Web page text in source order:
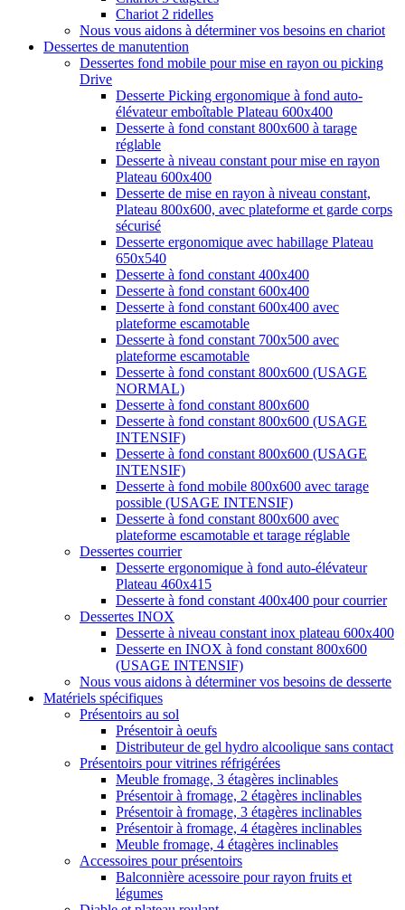
Chariot 2 ridelles
Nous vous aidons à déterminer vos besoins en chariot
Dessertes de manutention
Dessertes fond mobile pour mise en rayon ou picking
Drive
Desserte Picking ergonomique à fond auto-
élévateur emboîtable Plateau 600x400
Desserte à fond constant 800x600 à tarage
réglable
Desserte à niveau constant pour mise en rayon
Plateau 600x400
Desserte de mise en rayon à niveau constant,
Plateau 800x600, avec plateforme et garde corps
sécurisé
Desserte ergonomique avec habillage Plateau
650x540
Desserte à fond constant 400x400
Desserte à fond constant 600x400
Desserte à fond constant 600x400 avec
plateforme escamotable
Desserte à fond constant 700x500 avec
plateforme escamotable
Desserte à fond constant 800x600 (USAGE
NORMAL)
Desserte à fond constant 800x600
Desserte à fond constant 800x600 (USAGE
INTENSIF)
Desserte à fond constant 800x600 (USAGE
INTENSIF)
Desserte à fond mobile 800x600 avec tarage
possible (USAGE INTENSIF)
Desserte à fond constant 800x600 avec
plateforme escamotable et tarage réglable
Dessertes courrier
Desserte ergonomique à fond auto-élévateur
Plateau 460x415
Desserte à fond constant 400x400 pour courrier
Dessertes INOX
Desserte à niveau constant inox plateau 600x400
Desserte en INOX à fond constant 800x600
(USAGE INTENSIF)
Nous vous aidons à déterminer vos besoins de desserte
Matériels spécifiques
Présentoirs au sol
Présentoir à oeufs
Distributeur de gel hydro alcoolique sans contact
Présentoirs pour vitrines réfrigérées
Meuble fromage, 3 étagères inclinables
Présentoir à fromage, 2 étagères inclinables
Présentoir à fromage, 3 étagères inclinables
Présentoir à fromage, 4 étagères inclinables
Meuble fromage, 4 étagères inclinables
Accessoires pour présentoirs
Balconnière acessoire pour rayon fruits et
légumes